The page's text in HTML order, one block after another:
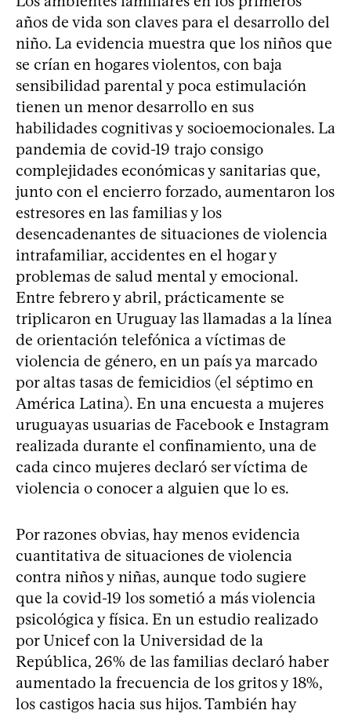
años de vida son claves para el desarrollo del
niño. La evidencia muestra que los niños que
se crían en hogares violentos, con baja
sensibilidad parental y poca estimulación
tienen un menor desarrollo en sus
habilidades cognitivas y socioemocionales. La
pandemia de covid-19 trajo consigo
complejidades económicas y sanitarias que,
junto con el encierro forzado, aumentaron los
estresores en las familias y los
desencadenantes de situaciones de violencia
intrafamiliar, accidentes en el hogar y
problemas de salud mental y emocional.
Entre febrero y abril, prácticamente se
triplicaron en Uruguay las llamadas a la línea
de orientación telefónica a víctimas de
violencia de género, en un país ya marcado
por altas tasas de femicidios (el séptimo en
América Latina). En una encuesta a mujeres
uruguayas usuarias de Facebook e Instagram
realizada durante el confinamiento, una de
cada cinco mujeres declaró ser víctima de
violencia o conocer a alguien que lo es.
Por razones obvias, hay menos evidencia
cuantitativa de situaciones de violencia
contra niños y niñas, aunque todo sugiere
que la covid-19 los sometió a más violencia
psicológica y física. En un estudio realizado
por Unicef con la Universidad de la
República, 26% de las familias declaró haber
aumentado la frecuencia de los gritos y 18%,
los castigos hacia sus hijos. También hay